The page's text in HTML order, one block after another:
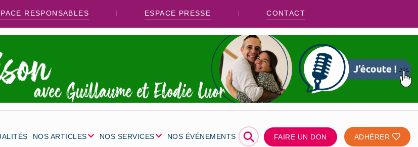
RESPONSABLES ESPACE PRESSE CONTACT
NOS ARTICLES NOS SERVICES NOS ÉVÉNEMENTS ⚲ FAIRE UN DON ADHÉRER